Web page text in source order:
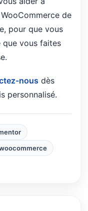
de
pour que vous
que vous faites
nous dès
personnalisé.